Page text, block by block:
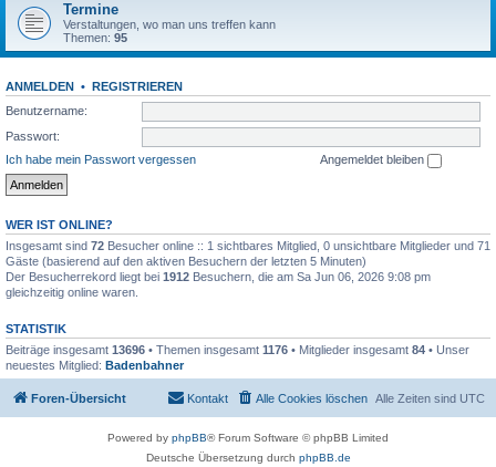
Termine
Verstaltungen, wo man uns treffen kann
Themen: 95
ANMELDEN • REGISTRIEREN
Benutzername:
Passwort:
Ich habe mein Passwort vergessen
Angemeldet bleiben
WER IST ONLINE?
Insgesamt sind 72 Besucher online :: 1 sichtbares Mitglied, 0 unsichtbare Mitglieder und 71
Gäste (basierend auf den aktiven Besuchern der letzten 5 Minuten)
Der Besucherrekord liegt bei 1912 Besuchern, die am Sa Jun 06, 2026 9:08 pm
gleichzeitig online waren.
STATISTIK
Beiträge insgesamt 13696 • Themen insgesamt 1176 • Mitglieder insgesamt 84 • Unser
neuestes Mitglied: Badenbahner
Foren-Übersicht Alle Zeiten sind UTC
Alle Cookies löschen
Kontakt
Powered by phpBB® Forum Software © phpBB Limited
Deutsche Übersetzung durch phpBB.de